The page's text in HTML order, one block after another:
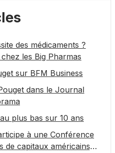
des médicaments ?
les Big Pharmas
sur BFM Business
dans le Journal
plus bas sur 10 ans
à une Conférence
de capitaux américains,